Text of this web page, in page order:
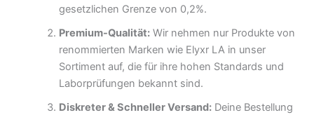
gesetzlichen Grenze von 0,2%.
Premium-Qualität:Wir nehmen nur Produkte von
renommierten Marken wie Elyxr LA in unser
Sortiment auf, die für ihre hohen Standards und
Laborprüfungen bekannt sind.
Diskreter & Schneller Versand:Deine Bestellung